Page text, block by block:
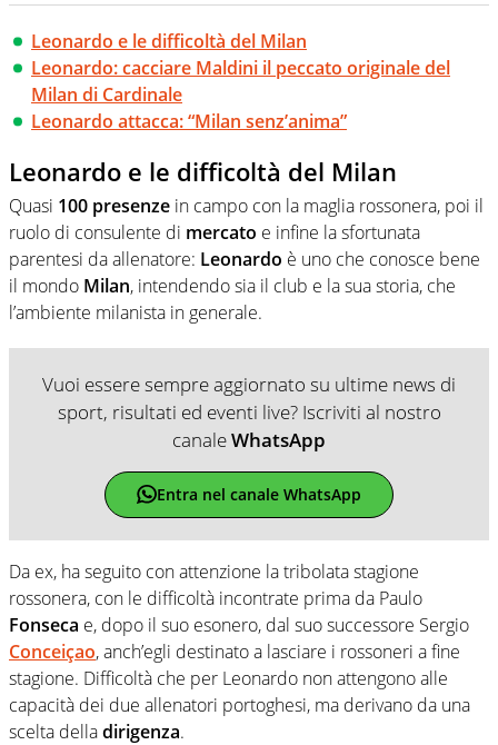
Leonardo e le difficoltà del Milan
Leonardo: cacciare Maldini il peccato originale del
Milan di Cardinale
Leonardo attacca: “Milan senz’anima”
Leonardo e le difficoltà del Milan
Quasi 100 presenze in campo con la maglia rossonera, poi il
ruolo di consulente di mercato e infine la sfortunata
parentesi da allenatore: Leonardo è uno che conosce bene
il mondo Milan, intendendo sia il club e la sua storia, che
l’ambiente milanista in generale.
Vuoi essere sempre aggiornato su ultime news di
sport, risultati ed eventi live? Iscriviti al nostro
canaleWhatsApp
Entra nel canale WhatsApp
Da ex, ha seguito con attenzione la tribolata stagione
rossonera, con le difficoltà incontrate prima da Paulo
Fonseca e, dopo il suo esonero, dal suo successore Sergio
Conceiçao, anch’egli destinato a lasciare i rossoneri a fine
stagione. Difficoltà che per Leonardo non attengono alle
capacità dei due allenatori portoghesi, ma derivano da una
scelta delladirigenza.